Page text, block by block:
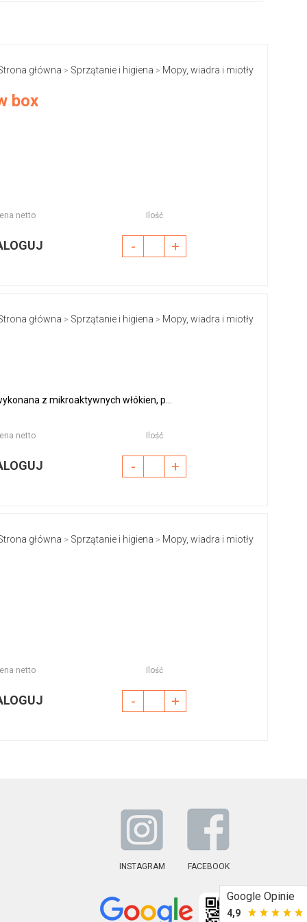
główna > Sprzątanie i higiena > Mopy, wiadra i miotły
box
netto Ilość
- +
główna > Sprzątanie i higiena > Mopy, wiadra i miotły
z mikroaktywnych włókien, p...
netto Ilość
- +
główna > Sprzątanie i higiena > Mopy, wiadra i miotły
netto Ilość
- +
INSTAGRAM FACEBOOK
Google Opinie
4,9